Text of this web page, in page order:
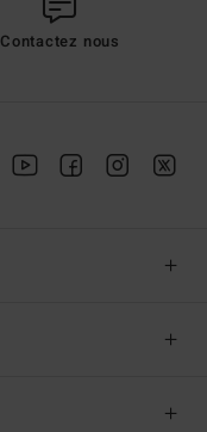
Contactez nous